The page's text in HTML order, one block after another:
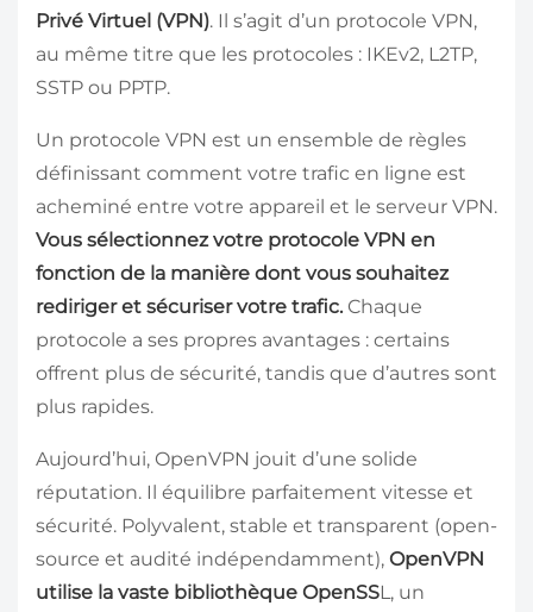
Privé Virtuel (VPN). Il s’agit d’un protocole VPN,
au même titre que les protocoles : IKEv2, L2TP,
SSTP ou PPTP.
Un protocole VPN est un ensemble de règles
définissant comment votre trafic en ligne est
acheminé entre votre appareil et le serveur VPN.
Vous sélectionnez votre protocole VPN en
fonction de la manière dont vous souhaitez
rediriger et sécuriser votre trafic. Chaque
protocole a ses propres avantages : certains
offrent plus de sécurité, tandis que d’autres sont
plus rapides.
Aujourd’hui, OpenVPN jouit d’une solide
réputation. Il équilibre parfaitement vitesse et
sécurité. Polyvalent, stable et transparent (open-
source et audité indépendamment), OpenVPN
utilise la vaste bibliothèque OpenSSL, un